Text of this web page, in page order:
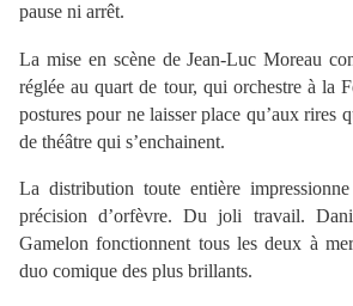
pause ni arrêt.
La mise en scène de Jean-Luc Moreau
réglée au quart de tour, qui orchestre à la
postures pour ne laisser place qu’aux rires
de théâtre qui s’enchainent.
La distribution toute entière
précision d’orfèvre. Du joli travail.
Gamelon fonctionnent tous les deux à
duo comique des plus brillants.